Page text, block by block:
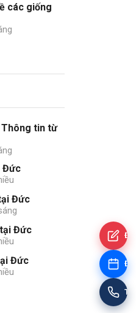
các giống
Thông tin từ
Đức
Đức
Đức
Đức
Tư